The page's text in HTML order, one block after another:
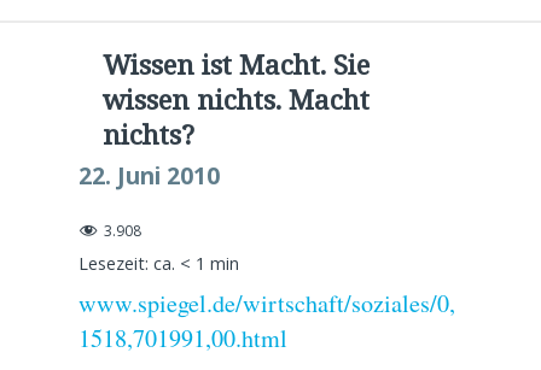
Wissen ist Macht. Sie
wissen nichts. Macht
nichts?
22. Juni 2010
3.908
Lesezeit: ca. < 1 min
www.spiegel.de/wirtschaft/soziales/0,
1518,701991,00.html